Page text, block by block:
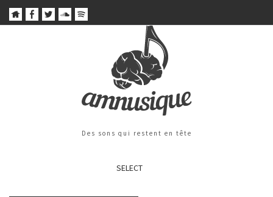
Des sons qui restent en tête
SELECT